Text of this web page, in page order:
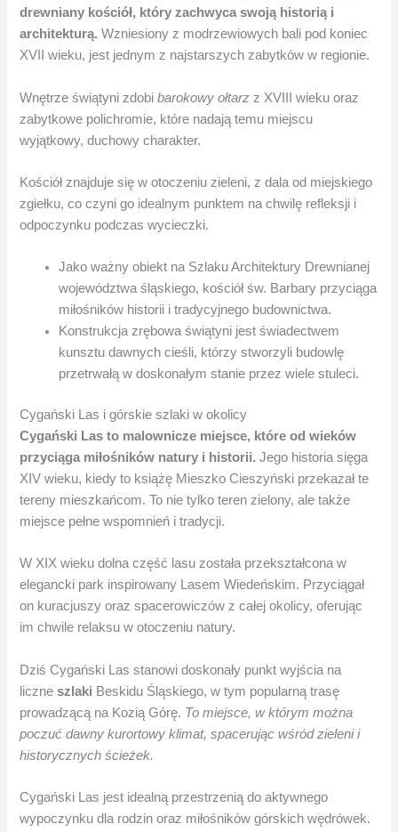
drewniany kościół, który zachwyca swoją historią i
architekturą. Wzniesiony z modrzewiowych bali pod koniec
XVII wieku, jest jednym z najstarszych zabytków w regionie.
Wnętrze świątyni zdobibarokowy ołtarz z XVIII wieku oraz
zabytkowe polichromie, które nadają temu miejscu
wyjątkowy, duchowy charakter.
Kościół znajduje się w otoczeniu zieleni, z dala od miejskiego
zgiełku, co czyni go idealnym punktem na chwilę refleksji i
odpoczynku podczas wycieczki.
Jako ważny obiekt na Szlaku Architektury Drewnianej
województwa śląskiego, kościół św. Barbary przyciąga
miłośników historii i tradycyjnego budownictwa.
Konstrukcja zrębowa świątyni jest świadectwem
kunsztu dawnych cieśli, którzy stworzyli budowlę
przetrwałą w doskonałym stanie przez wiele stuleci.
Cygański Las i górskie szlaki w okolicy
Cygański Las to malownicze miejsce, które od wieków
przyciąga miłośników natury i historii. Jego historia sięga
XIV wieku, kiedy to książę Mieszko Cieszyński przekazał te
tereny mieszkańcom. To nie tylko teren zielony, ale także
miejsce pełne wspomnień i tradycji.
W XIX wieku dolna część lasu została przekształcona w
elegancki park inspirowany Lasem Wiedeńskim. Przyciągał
on kuracjuszy oraz spacerowiczów z całej okolicy, oferując
im chwile relaksu w otoczeniu natury.
Dziś Cygański Las stanowi doskonały punkt wyjścia na
liczneszlaki Beskidu Śląskiego, w tym popularną trasę
prowadzącą na Kozią Górę. To miejsce, w którym można
poczuć dawny kurortowy klimat, spacerując wśród zieleni i
historycznych ścieżek.
Cygański Las jest idealną przestrzenią do aktywnego
wypoczynku dla rodzin oraz miłośników górskich wędrówek.